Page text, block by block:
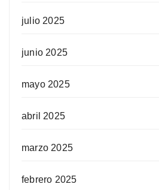
julio 2025
junio 2025
mayo 2025
abril 2025
marzo 2025
febrero 2025